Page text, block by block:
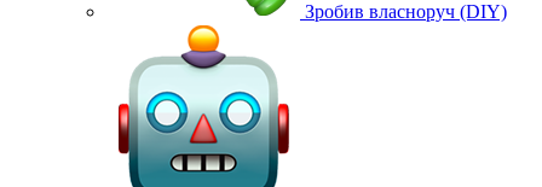
Зробив власноруч (DIY)